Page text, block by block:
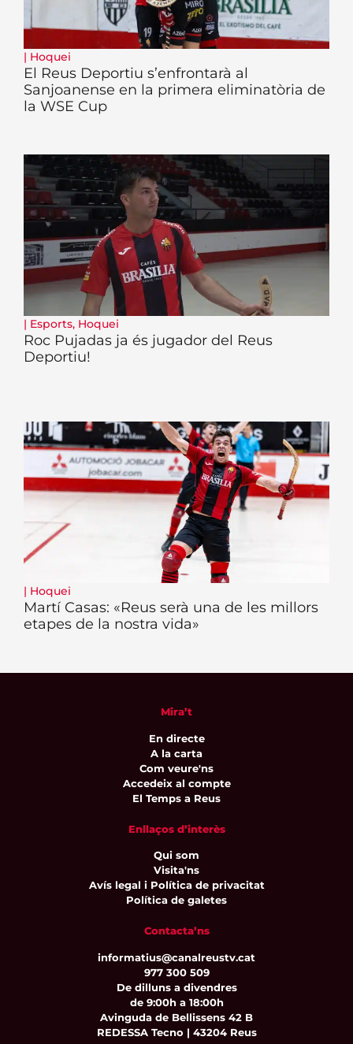
| Hoquei
El Reus Deportiu s’enfrontarà al
Sanjoanense en la primera eliminatòria de
la WSE Cup
| Esports, Hoquei
Roc Pujadas ja és jugador del Reus
Deportiu!
| Hoquei
Martí Casas: «Reus serà una de les millors
etapes de la nostra vida»
Mira’t
En directe
A la carta
Com veure'ns
Accedeix al compte
El Temps a Reus
Enllaços d’interès
Qui som
Visita'ns
Avís legal i Política de privacitat
Política de galetes
Contacta’ns
informatius@canalreustv.cat
977 300 509
De dilluns a divendres
de 9:00h a 18:00h
Avinguda de Bellissens 42 B
REDESSA Tecno | 43204 Reus